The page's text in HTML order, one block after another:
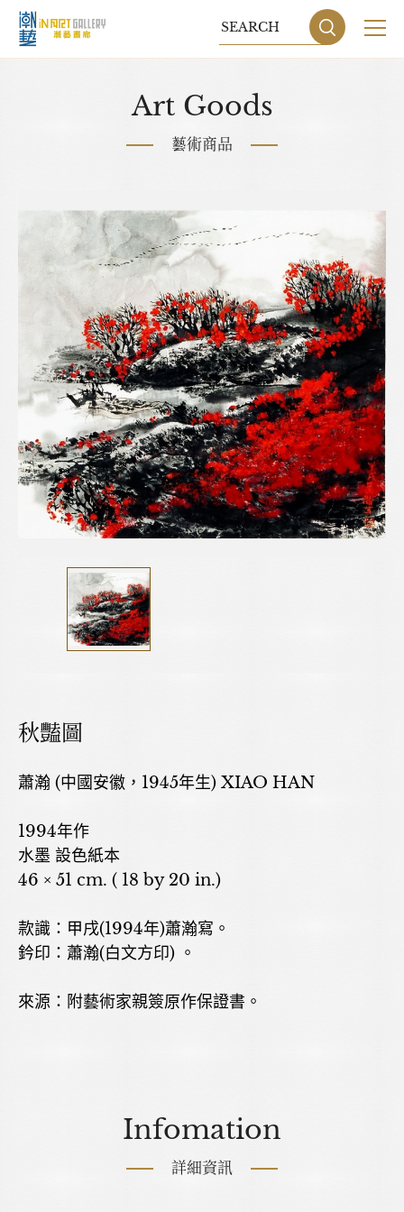
藝術商品
收藏交流
網站地圖 隱私權政策
DESIGNBY GRNET
Art Goods
藝術商品
秋豔圖
蕭瀚 (中國安徽，1945年生) XIAO HAN
1994年作
水墨 設色紙本
46 × 51 cm. ( 18 by 20 in.)
款識：甲戌(1994年)蕭瀚寫。
鈐印：蕭瀚(白文方印) 。
來源：附藝術家親簽原作保證書。
Infomation
詳細資訊